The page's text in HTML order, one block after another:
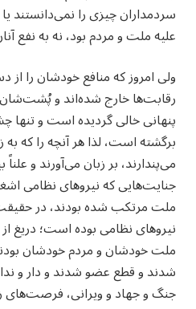
سردمداران چیزی را نمی‌دانستند
علیه ملت و مردم بود، نه به نفع
ولی امروز که منافع خودشان را از
رقابت‌ها خارج شده‌اند و پُشت‌شان
پنهانی خالی گردیده است و
برگشته است، لذا هر آنچه را
می‌پندارند، بر زبان می‌آورند و
جنایت‌هایی که نیروهای نظامی
ملت مرتکب شده بودند، در
نیروهای نظامی بوده است؛ دریغ
ملت خودشان و مردم خودشان
شدند و قطع عضو شدند و دار و
جنگ و جهاد و ویرانی، فرصت‌های